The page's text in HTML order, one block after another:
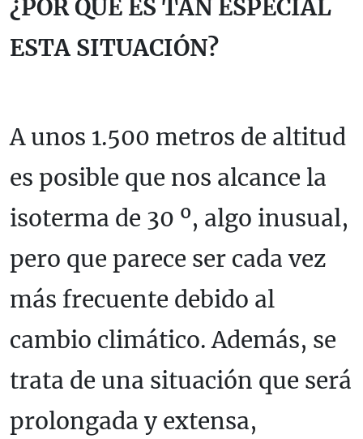
¿POR QUÉ ES TAN ESPECIAL
ESTA SITUACIÓN?
A unos 1.500 metros de altitud
es posible que nos alcance la
isoterma de 30 º, algo inusual,
pero que parece ser cada vez
más frecuente debido al
cambio climático. Además, se
trata de una situación que será
prolongada y extensa,